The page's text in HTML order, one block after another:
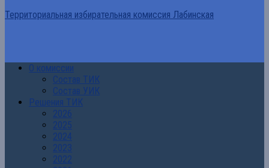
Территориальная избирательная комиссия Лабинская
О комиссии
Состав ТИК
Состав УИК
Решения ТИК
2026
2025
2024
2023
2022